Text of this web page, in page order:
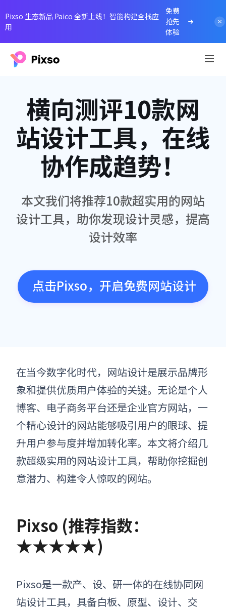
Pixso 生态新品 Paico 全新上线！智能构建全栈应
用
免费
抢先
体验
横向测评10款网
站设计工具，在线
协作成趋势！
本文我们将推荐10款超实用的网站
设计工具，助你发现设计灵感，提高
设计效率
点击Pixso，开启免费网站设计
在当今数字化时代，网站设计是展示品牌形
象和提供优质用户体验的关键。无论是个人
博客、电子商务平台还是企业官方网站，一
个精心设计的网站能够吸引用户的眼球、提
升用户参与度并增加转化率。本文将介绍几
款超级实用的网站设计工具，帮助你挖掘创
意潜力、构建令人惊叹的网站。
Pixso (推荐指数：
★★★★★)
Pixso是一款产、设、研一体的在线协同网
站设计工具，具备白板、原型、设计、交